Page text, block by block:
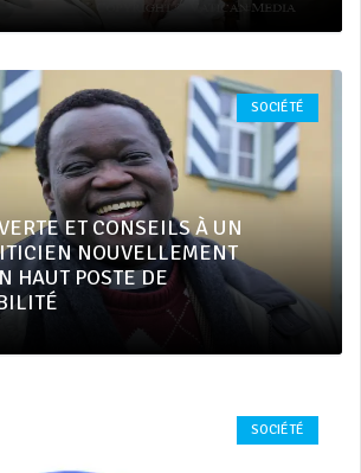
SOCIÉTÉ
ET CONSEILS À UN
NOUVELLEMENT
HAUT POSTE DE
SOCIÉTÉ